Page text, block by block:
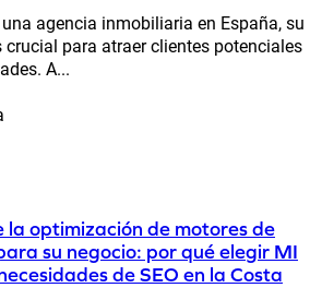
agencia inmobiliaria en España, su
crucial para atraer clientes potenciales
A...
la optimización de motores de
su negocio: por qué elegir MI
de SEO en la Costa